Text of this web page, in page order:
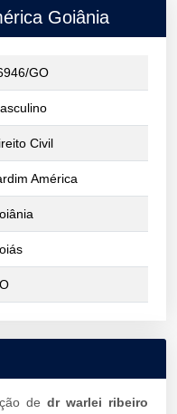
Goiânia
GO
Civil
América
de dr warlei ribeiro